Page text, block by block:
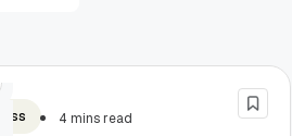
4 mins read